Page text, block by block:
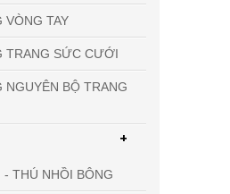
VÒNG TAY
TRANG SỨC CƯỚI
NGUYÊN BỘ TRANG
- THÚ NHỒI BÔNG
+